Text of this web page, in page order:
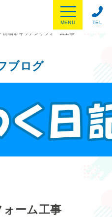
TEL
MENU
前橋市キッチンリフォーム工事
ブログ
ーム工事